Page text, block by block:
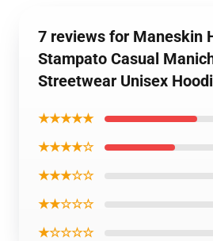
7 reviews for Maneskin
Stampato Casual
Streetwear Unisex
★★★★★
★★★★☆
★★★☆☆
★★☆☆☆
★☆☆☆☆